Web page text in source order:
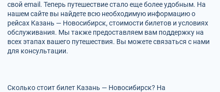
свой email. Теперь путешествие стало еще более удобным. На
нашем сайте вы найдете всю необходимую информацию о
рейсах Казань — Новосибирск, стоимости билетов и условиях
обслуживания. Мы также предоставляем вам поддержку на
всех этапах вашего путешествия. Вы можете связаться с нами
для консультации.
Сколько стоит билет Казань — Новосибирск? На